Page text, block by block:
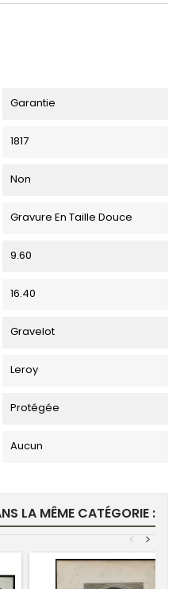
Garantie
1817
Non
Gravure En Taille Douce
9.60
16.40
Gravelot
Leroy
Protégée
Aucun
LA MÊME CATÉGORIE :
>
<